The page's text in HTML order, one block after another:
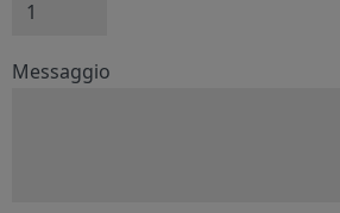
Messaggio e firma
Messaggio